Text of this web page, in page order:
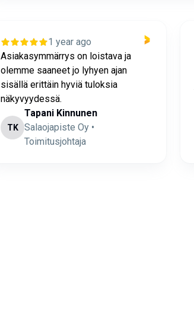
1 year ago
Asiakasymmärrys on loistava ja
olemme saaneet jo lyhyen ajan
sisällä erittäin hyviä tuloksia
näkyvyydessä.
TK
Tapani Kinnunen
Salaojapiste Oy •
Toimitusjohtaja